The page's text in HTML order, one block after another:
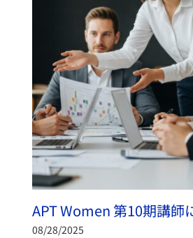
APT Women 第10期講師
08/28/2025